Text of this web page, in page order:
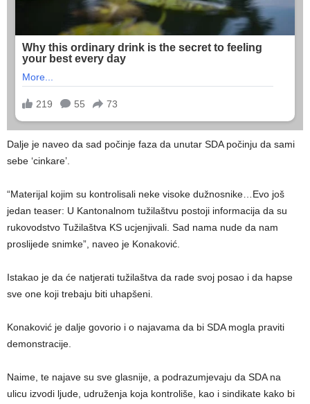
Dalje je naveo da sad počinje faza da unutar SDA počinju da sami
sebe ‘cinkare’.
“Materijal kojim su kontrolisali neke visoke dužnosnike…Evo još
jedan teaser: U Kantonalnom tužilaštvu postoji informacija da su
rukovodstvo Tužilaštva KS ucjenjivali. Sad nama nude da nam
proslijede snimke”, naveo je Konaković.
Istakao je da će natjerati tužilaštva da rade svoj posao i da hapse
sve one koji trebaju biti uhapšeni.
Konaković je dalje govorio i o najavama da bi SDA mogla praviti
demonstracije.
Naime, te najave su sve glasnije, a podrazumjevaju da SDA na
ulicu izvodi ljude, udruženja koja kontroliše, kao i sindikate kako bi